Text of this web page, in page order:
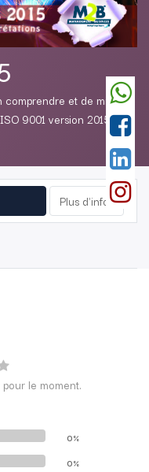
et de mieux
9001 version 2015.
Plus d'infos
le moment.
0%
0%